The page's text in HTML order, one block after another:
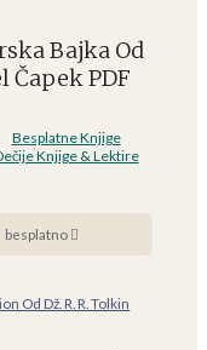
Bajka Od
Čapek PDF
Besplatne Knjige
Knjige & Lektire
besplatno